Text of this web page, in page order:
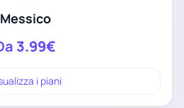
Messico
3.99€
i piani